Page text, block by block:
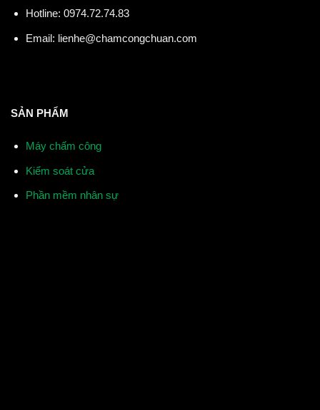
Hotline: 0974.72.74.83
Email: lienhe@chamcongchuan.com
SẢN PHẨM
Máy chấm công
Kiểm soát cửa
Phần mềm nhân sự